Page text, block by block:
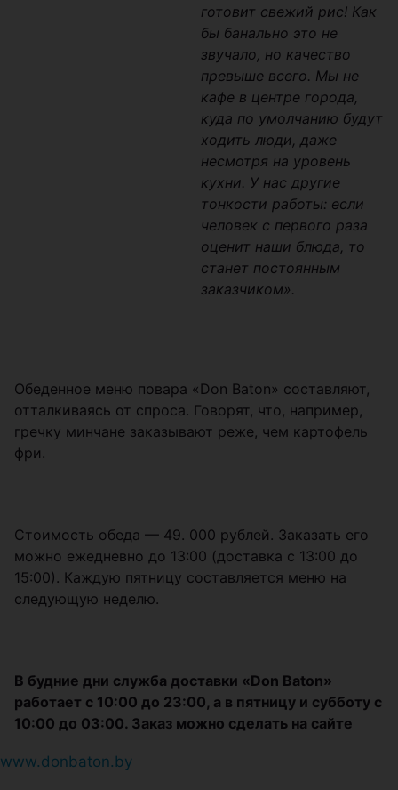
готовит свежий рис! Как
бы банально это не
звучало, но качество
превыше всего. Мы не
кафе в центре города,
куда по умолчанию будут
ходить люди, даже
несмотря на уровень
кухни. У нас другие
тонкости работы: если
человек с первого раза
оценит наши блюда, то
станет постоянным
заказчиком».
Обеденное меню повара «Don Baton» составляют,
отталкиваясь от спроса. Говорят, что, например,
гречку минчане заказывают реже, чем картофель
фри.
Стоимость обеда — 49. 000 рублей. Заказать его
можно ежедневно до 13:00 (доставка с 13:00 до
15:00). Каждую пятницу составляется меню на
следующую неделю.
В будние дни служба доставки «Don Baton»
работает c 10:00 до 23:00, а в пятницу и субботу c
10:00 до 03:00. Заказ можно сделать на сайте
www.donbaton.by